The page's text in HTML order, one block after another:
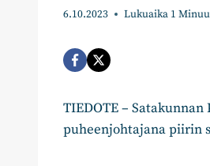
6.10.2023 Lukuaika 1
TIEDOTE –
puheenjohtajana piirin